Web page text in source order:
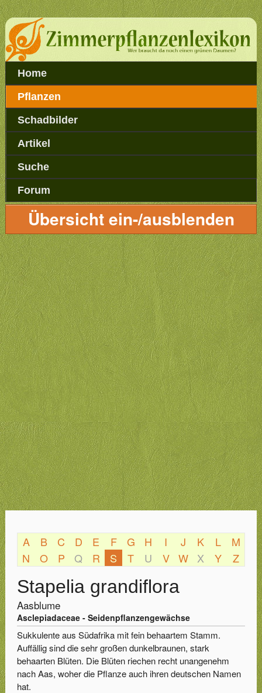
Home
Pflanzen
Schadbilder
Artikel
Suche
Forum
Übersicht ein-/ausblenden
A B C D E F G H I J K L
M
N
O P Q R S T U V W X Y Z
Stapelia grandiflora
Aasblume
Asclepiadaceae - Seidenpflanzengewächse
Sukkulente aus Südafrika mit fein behaartem Stamm.
Auffällig sind die sehr großen dunkelbraunen, stark
behaarten Blüten. Die Blüten riechen recht unangenehm
nach Aas, woher die Pflanze auch ihren deutschen Namen
hat.